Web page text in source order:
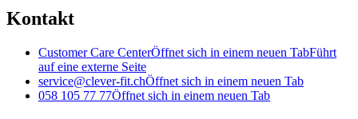
Kontakt
Customer Care CenterÖffnet sich in einem neuen TabFührt
auf eine externe Seite
service@clever-fit.chÖffnet sich in einem neuen Tab
058 105 77 77Öffnet sich in einem neuen Tab